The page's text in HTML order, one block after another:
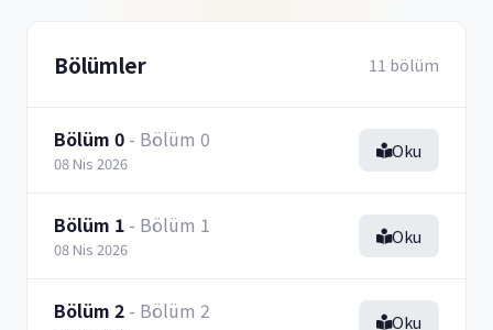
Bölümler 11 bölüm
Bölüm 0 - Bölüm 0
08 Nis 2026
Oku
Bölüm 1 - Bölüm 1
08 Nis 2026
Oku
Bölüm 2 - Bölüm 2 Oku